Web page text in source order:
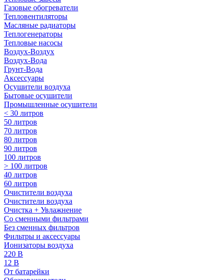
Газовые обогреватели
Тепловентиляторы
Масляные радиаторы
Теплогенераторы
Тепловые насосы
Воздух-Воздух
Воздух-Вода
Грунт-Вода
Аксессуары
Осушители воздуха
Бытовые осушители
Промышленные осушители
< 30 литров
50 литров
70 литров
80 литров
90 литров
100 литров
> 100 литров
40 литров
60 литров
Очистители воздуха
Очистители воздуха
Очистка + Увлажнение
Cо сменными фильтрами
Без сменных фильтров
Фильтры и аксессуары
Ионизаторы воздуха
220 В
12 В
От батарейки